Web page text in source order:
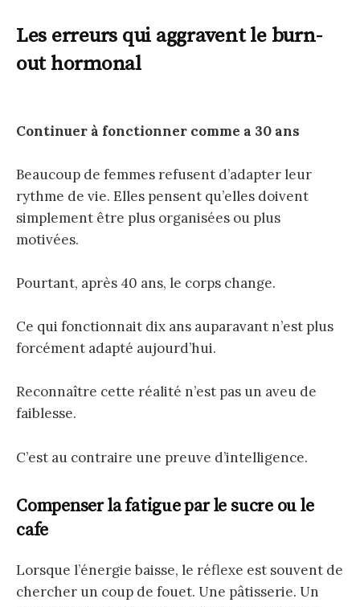
Les erreurs qui aggravent le burn-
out hormonal
Continuer à fonctionner comme a 30 ans
Beaucoup de femmes refusent d’adapter leur
rythme de vie. Elles pensent qu’elles doivent
simplement être plus organisées ou plus
motivées.
Pourtant, après 40 ans, le corps change.
Ce qui fonctionnait dix ans auparavant n’est plus
forcément adapté aujourd’hui.
Reconnaître cette réalité n’est pas un aveu de
faiblesse.
C’est au contraire une preuve d’intelligence.
Compenser la fatigue par le sucre ou le
cafe
Lorsque l’énergie baisse, le réflexe est souvent de
chercher un coup de fouet. Une pâtisserie. Un